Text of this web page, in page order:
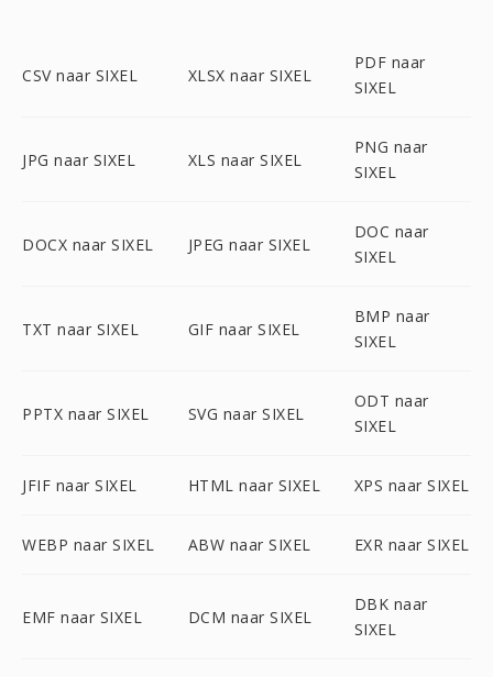
CSV naar SIXEL XLSX naar SIXEL
PDF naar
SIXEL
JPG naar SIXEL XLS naar SIXEL
PNG naar
SIXEL
DOCX naar SIXEL JPEG naar SIXEL
DOC naar
SIXEL
TXT naar SIXEL GIF naar SIXEL
BMP naar
SIXEL
PPTX naar SIXEL SVG naar SIXEL
ODT naar
SIXEL
JFIF naar SIXEL HTML naar SIXEL XPS naar SIXEL
WEBP naar SIXEL ABW naar SIXEL EXR naar SIXEL
EMF naar SIXEL DCM naar SIXEL
DBK naar
SIXEL